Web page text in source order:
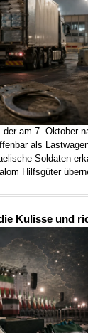
der am 7. Oktober
als
Soldaten
Hilfsgüter
Kulisse und